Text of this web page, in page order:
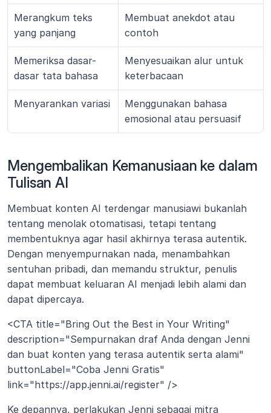
Merangkum teks
yang panjang
Membuat anekdot atau
contoh
Memeriksa dasar-
dasar tata bahasa
Menyesuaikan alur untuk
keterbacaan
Menyarankan variasi
Menggunakan bahasa
emosional atau persuasif
Mengembalikan Kemanusiaan ke dalam
Tulisan AI
Membuat konten AI terdengar manusiawi bukanlah
tentang menolak otomatisasi, tetapi tentang
membentuknya agar hasil akhirnya terasa autentik.
Dengan menyempurnakan nada, menambahkan
sentuhan pribadi, dan memandu struktur, penulis
dapat membuat keluaran AI menjadi lebih alami dan
dapat dipercaya.
<CTA title="Bring Out the Best in Your Writing"
description="Sempurnakan draf Anda dengan Jenni
dan buat konten yang terasa autentik serta alami"
buttonLabel="Coba Jenni Gratis"
link="https://app.jenni.ai/register" />
Ke depannya, perlakukan Jenni sebagai mitra